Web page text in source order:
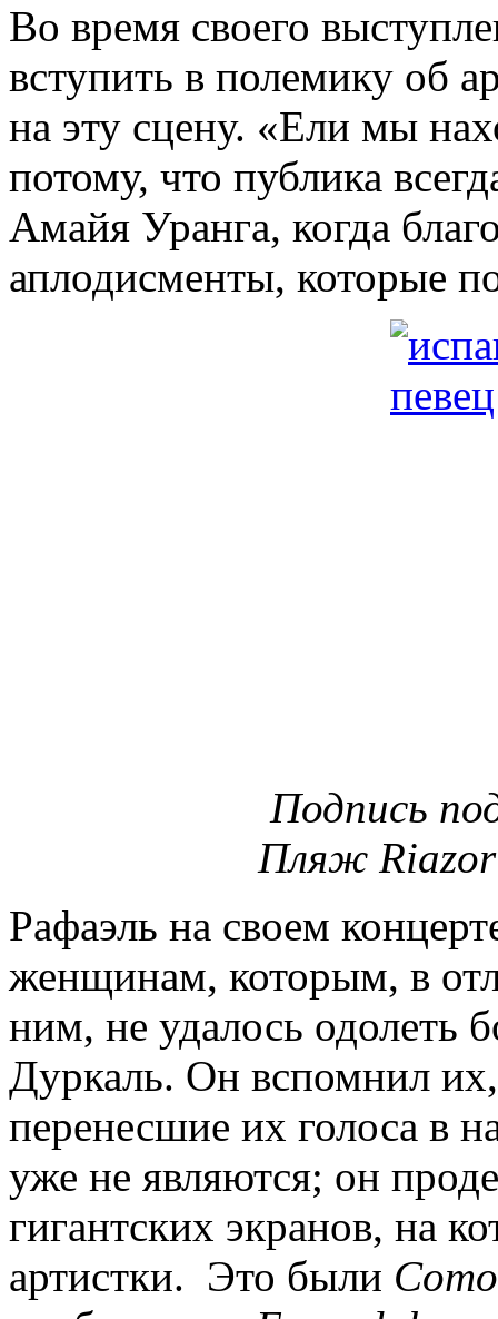
Во время своего
вступить в полемику об
на эту сцену. «Ели мы
потому, что публика
Амайя Уранга, когда
аплодисменты, которые
Подпись
Пляж Riazor
Рафаэль на своем
женщинам, которым, в
ним, не удалось одолеть
Дуркаль. Он вспомнил
перенесшие их голоса в
уже не являются; он
гигантских экранов, на
артистки. Это были